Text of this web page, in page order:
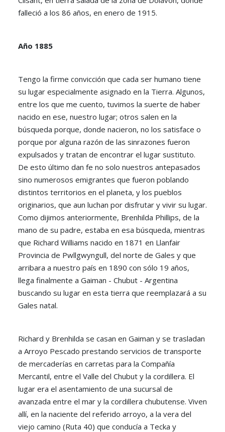
falleció a los 86 años, en enero de 1915.
Año 1885
Tengo la firme convicción que cada ser humano tiene
su lugar especialmente asignado en la Tierra. Algunos,
entre los que me cuento, tuvimos la suerte de haber
nacido en ese, nuestro lugar; otros salen en la
búsqueda porque, donde nacieron, no los satisface o
porque por alguna razón de las sinrazones fueron
expulsados y tratan de encontrar el lugar sustituto.
De esto último dan fe no solo nuestros antepasados
sino numerosos emigrantes que fueron poblando
distintos territorios en el planeta, y los pueblos
originarios, que aun luchan por disfrutar y vivir su lugar.
Como dijimos anteriormente, Brenhilda Phillips, de la
mano de su padre, estaba en esa búsqueda, mientras
que Richard Williams nacido en 1871 en Llanfair
Provincia de Pwllgwyngull, del norte de Gales y que
arribara a nuestro país en 1890 con sólo 19 años,
llega finalmente a Gaiman - Chubut - Argentina
buscando su lugar en esta tierra que reemplazará a su
Gales natal.
Richard y Brenhilda se casan en Gaiman y se trasladan
a Arroyo Pescado prestando servicios de transporte
de mercaderías en carretas para la Compañía
Mercantil, entre el Valle del Chubut y la cordillera. El
lugar era el asentamiento de una sucursal de
avanzada entre el mar y la cordillera chubutense. Viven
allí, en la naciente del referido arroyo, a la vera del
viejo camino (Ruta 40) que conducía a Tecka y